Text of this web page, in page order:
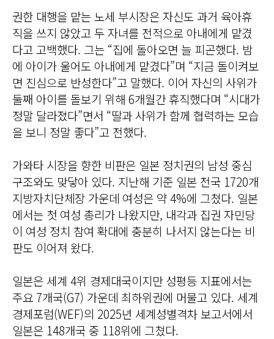
권한 대행을 맡는 노세 부시장은 자신도 과거 육아휴
직을 쓰지 않았고 두 자녀를 전적으로 아내에게 맡겼
다고 고백했다. 그는 “집에 돌아오면 늘 피곤했다. 밤
에 아이가 울어도 아내에게 맡겼다”며 “지금 돌이켜보
면 진심으로 반성한다”고 말했다. 이어 자신의 사위가
둘째 아이를 돌보기 위해 6개월간 휴직했다며 “시대가
정말 달라졌다”면서 “딸과 사위가 함께 협력하는 모습
을 보니 정말 좋다”고 전했다.
가와타 시장을 향한 비판은 일본 정치권의 남성 중심
구조와도 맞닿아 있다. 지난해 기준 일본 전국 1720개
지방자치단체장 가운데 여성은 약 4%에 그쳤다. 일본
에서는 첫 여성 총리가 나왔지만, 내각과 집권 자민당
이 여성 정치 참여 확대에 충분히 나서지 않는다는 비
판도 이어져 왔다.
일본은 세계 4위 경제대국이지만 성평등 지표에서는
주요 7개국(G7) 가운데 최하위권에 머물고 있다. 세계
경제포럼(WEF)의 2025년 세계성별격차 보고서에서
일본은 148개국 중 118위에 그쳤다.